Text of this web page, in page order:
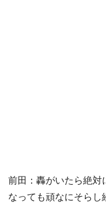
前田：轟がいたら絶
なっても頑なにそらし